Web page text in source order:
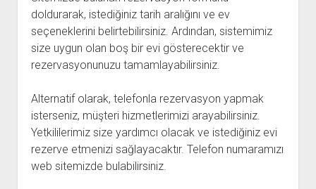
doldurarak, istediğiniz tarih aralığını ve ev
seçeneklerini belirtebilirsiniz. Ardından, sistemimiz
size uygun olan boş bir evi gösterecektir ve
rezervasyonunuzu tamamlayabilirsiniz.
Alternatif olarak, telefonla rezervasyon yapmak
isterseniz, müşteri hizmetlerimizi arayabilirsiniz.
Yetkililerimiz size yardımcı olacak ve istediğiniz evi
rezerve etmenizi sağlayacaktır. Telefon numaramızı
web sitemizde bulabilirsiniz.